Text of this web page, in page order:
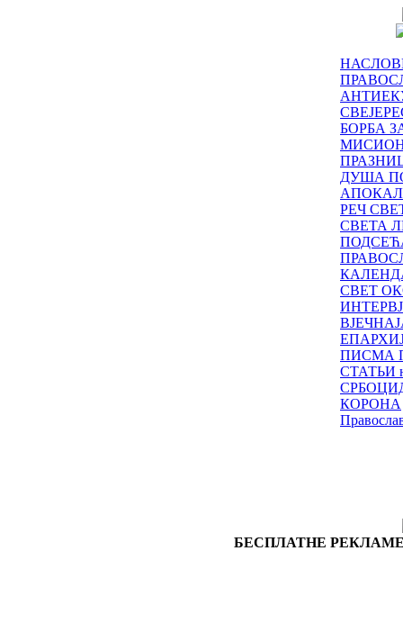
БОРБА
ДУША
РЕЧ
СВЕТА
СВЕТ
ПИСМА
СТАТЬИ
КОРОНА
БЕСПЛАТНЕ